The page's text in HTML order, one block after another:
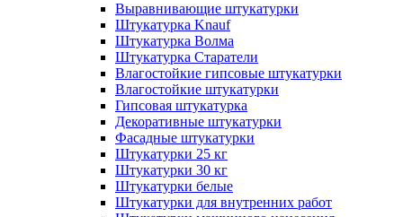
Выравнивающие штукатурки
Штукатурка Knauf
Штукатурка Волма
Штукатурка Старатели
Влагостойкие гипсовые штукатурки
Влагостойкие штукатурки
Гипсовая штукатурка
Декоративные штукатурки
Фасадные штукатурки
Штукатурки 25 кг
Штукатурки 30 кг
Штукатурки белые
Штукатурки для внутренних работ